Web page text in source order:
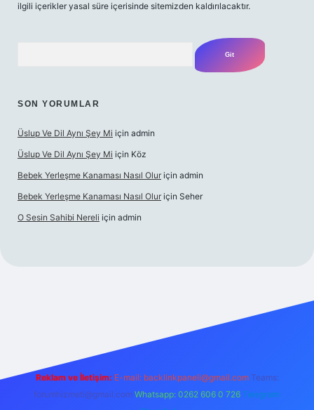
ilgili içerikler yasal süre içerisinde sitemizden kaldırılacaktır.
SON YORUMLAR
Üslup Ve Dil Aynı Şey Mi için admin
Üslup Ve Dil Aynı Şey Mi için Köz
Bebek Yerleşme Kanaması Nasıl Olur için admin
Bebek Yerleşme Kanaması Nasıl Olur için Seher
O Sesin Sahibi Nereli için admin
Reklam ve İletişim: E-mail: backlinkpaneli@gmail.com Teams:
forumhizmeti@gmail.com Whatsapp: 0262 606 0 726 Telegram: